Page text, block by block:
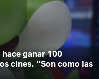
ganar 100
cines. "Son como las